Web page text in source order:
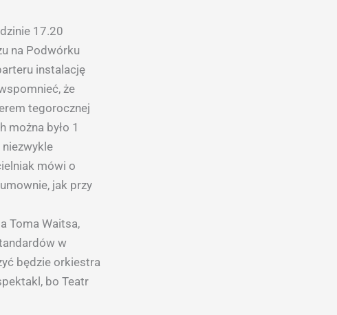
17.20
na Podwórku
instalację
że
tegorocznej
można było 1
niezwykle
mówi o
jak przy
Toma Waitsa,
w
będzie orkiestra
bo Teatr